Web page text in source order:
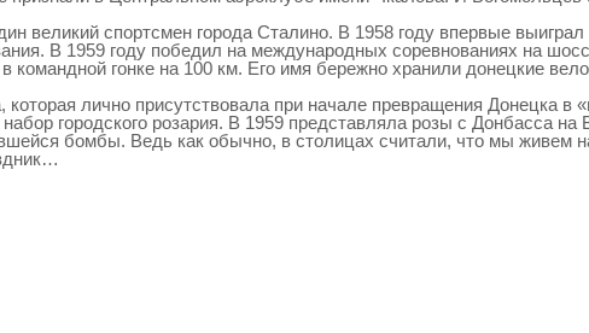
великий спортсмен города Сталино. В 1958 году впервые выиграл
В 1959 году победил на международных соревнованиях на
гонке на 100 км. Его имя бережно хранили донецкие
лично присутствовала при начале превращения Донецка в
городского розария. В 1959 представляла розы с Донбасса
бомбы. Ведь как обычно, в столицах считали, что мы живем